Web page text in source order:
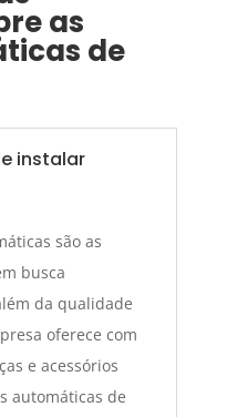
as
de
instalar
são as
busca
da qualidade
oferece com
e acessórios
automáticas de